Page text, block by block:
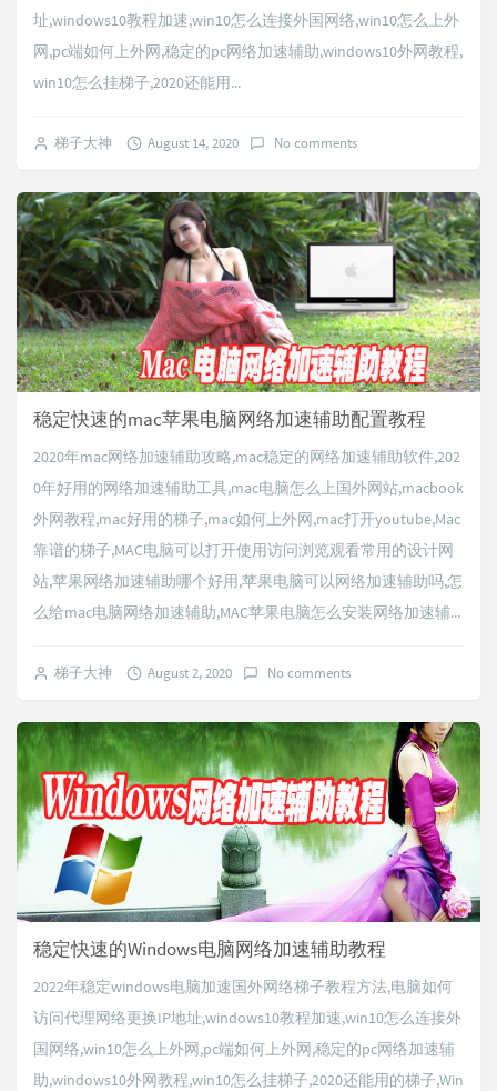
址,windows10教程加速,win10怎么连接外国网络,win10怎么上外
网,pc端如何上外网,稳定的pc网络加速辅助,windows10外网教程,
win10怎么挂梯子,2020还能用...
梯子大神 August 14, 2020 No comments
稳定快速的mac苹果电脑网络加速辅助配置教程
2020年mac网络加速辅助攻略,mac稳定的网络加速辅助软件,202
0年好用的网络加速辅助工具,mac电脑怎么上国外网站,macbook
外网教程,mac好用的梯子,mac如何上外网,mac打开youtube,Mac
靠谱的梯子,MAC电脑可以打开使用访问浏览观看常用的设计网
站,苹果网络加速辅助哪个好用,苹果电脑可以网络加速辅助吗,怎
么给mac电脑网络加速辅助,MAC苹果电脑怎么安装网络加速辅...
梯子大神 August 2, 2020 No comments
稳定快速的Windows电脑网络加速辅助教程
2022年稳定windows电脑加速国外网络梯子教程方法,电脑如何
访问代理网络更换IP地址,windows10教程加速,win10怎么连接外
国网络,win10怎么上外网,pc端如何上外网,稳定的pc网络加速辅
助,windows10外网教程,win10怎么挂梯子,2020还能用的梯子,Win